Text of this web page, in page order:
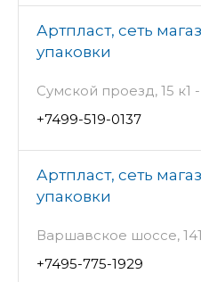
Артпласт, сеть
упаковки
Сумской проезд, 15 к1
+7499-519-0137
Артпласт, сеть
упаковки
Варшавское шоссе, 141
+7495-775-1929